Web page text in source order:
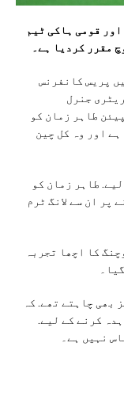
قومی ہاکی ٹیم
مقرر کردیا ہے۔
پریس کانفرنس
جنرل
طاہر زمان کو
اور وہ کل چین
طاہر زمان کو
پر ان سے لانگ ٹرم
کا اچھا تجربہ
بھی چاہتے تھے. کہ
کرنے کے لیے.
نہیں ہے۔